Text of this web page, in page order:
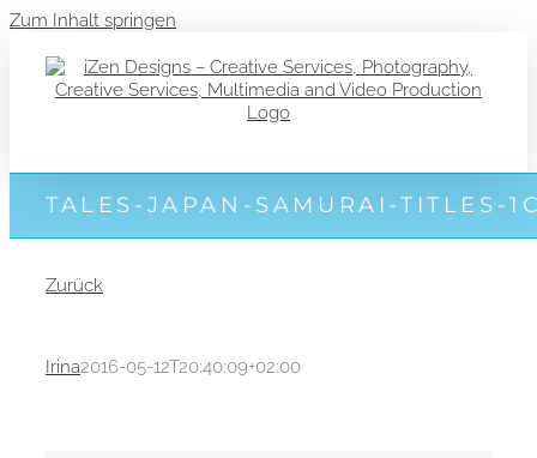
Zum Inhalt springen
TALES-JAPAN-SAMURAI-TITLES-
Zurück
Irina2016-05-12T20:40:09+02:00